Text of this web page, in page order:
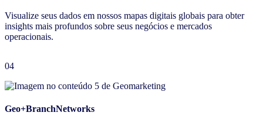
Visualize seus dados em nossos mapas digitais globais para obter
insights mais profundos sobre seus negócios e mercados
operacionais.
04
Geo+BranchNetworks